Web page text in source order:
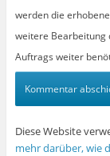
werden die
weitere Bearbeitung
Auftrags weiter
Diese Website
mehr darüber, wie